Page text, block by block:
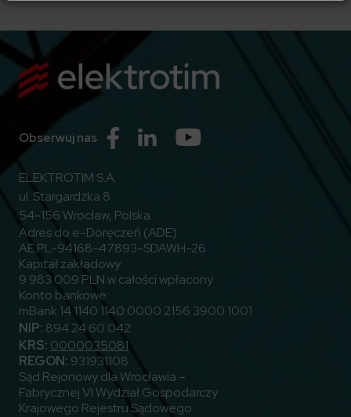
Obserwuj nas Przejdź do Facebook
Przejdź do Linkedin
ELEKTROTIM S.A.
ul. Stargardzka 8
54-156 Wrocław, Polska
Adres do e-Doręczeń (ADE)
AE:PL-94168-47893-SDAWH-26
Kapitał zakładowy:
9 983 009 PLN w całości wpłacony
Konto bankowe:
mBank 14 1140 1140 0000 2156 3900 1001
NIP: 894 24 60 042
KRS: 0000035081
REGON: 931931108
Sąd Rejonowy dla Wrocławia –
Fabrycznej VI Wydział Gospodarczy
Krajowego Rejestru Sądowego